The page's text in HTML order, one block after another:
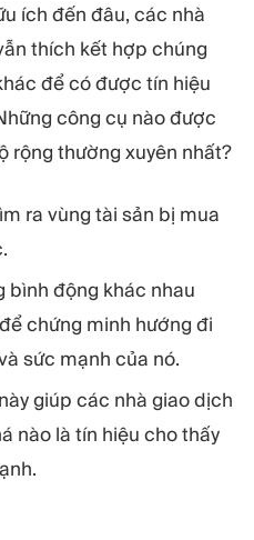
ích đến đâu, các nhà
thích kết hợp chúng
để có được tín hiệu
công cụ nào được
rộng thường xuyên nhất?
ra vùng tài sản bị mua
bình động khác nhau
chứng minh hướng đi
sức mạnh của nó.
giúp các nhà giao dịch
nào là tín hiệu cho thấy